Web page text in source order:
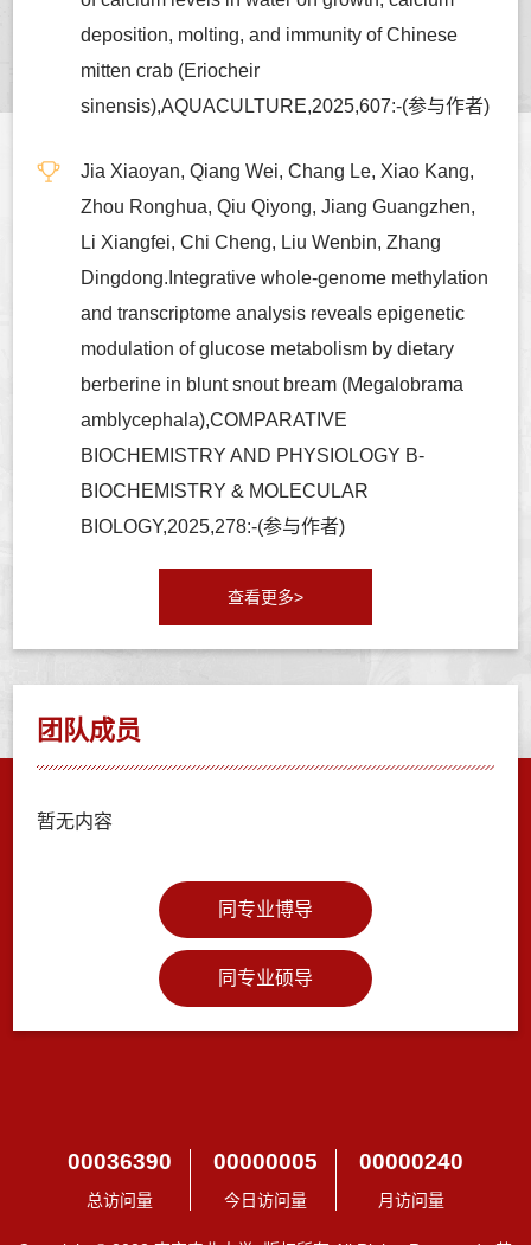
deposition, molting, and immunity of Chinese
mitten crab (Eriocheir
sinensis),AQUACULTURE,2025,607:-(参与作者)
Jia Xiaoyan, Qiang Wei, Chang Le, Xiao Kang,
Zhou Ronghua, Qiu Qiyong, Jiang Guangzhen,
Li Xiangfei, Chi Cheng, Liu Wenbin, Zhang
Dingdong.Integrative whole-genome methylation
and transcriptome analysis reveals epigenetic
modulation of glucose metabolism by dietary
berberine in blunt snout bream (Megalobrama
amblycephala),COMPARATIVE
BIOCHEMISTRY AND PHYSIOLOGY B-
BIOCHEMISTRY & MOLECULAR
BIOLOGY,2025,278:-(参与作者)
查看更多>
团队成员
暂无内容
同专业博导
同专业硕导
00036390
总访问量
00000005
今日访问量
00000240
月访问量